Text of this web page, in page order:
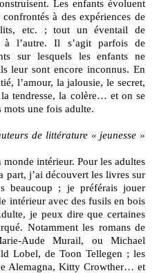
Les enfants évoluent
à des expériences de
etc. ; tout un éventail de
à l’autre. Il s’agit parfois de
sur lesquels les enfants ne
leur sont encore inconnus. En
l’amour, la jalousie, le secret,
tendresse, la colère… et on se
mots une fois adulte.
de littérature « jeunesse »
intérieur. Pour les adultes
part, j’ai découvert les livres sur
beaucoup ; je préférais jouer
intérieur avec des fusils en bois
je peux dire que certaines
Notamment les romans de
Aude Murail, ou Michael
Lobel, de Toon Tellegen ; les
Alemagna, Kitty Crowther… et